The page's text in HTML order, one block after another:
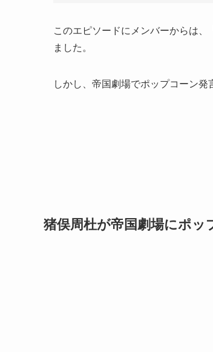
このエピソードにメンバーからは、
ました。
しかし、 帝国劇場でポップコーン発
猪俣周杜が帝国劇場にポッ